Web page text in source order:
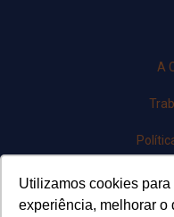
Utilizamos cookies
experiência, melhorar o
A